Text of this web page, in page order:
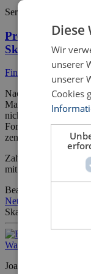
Sergej Uschakow
Prognose von
Skalen-
Finanzmanagement
Nach der
Managements scheint
nicht zu
Fortschritte der
zentrale
Zahlreiche
mit immer
Bear-und Bull-Phasen
Netze
Skalen-Dekomposition
Joachim Engel
Diese
Wir
unserer
unserer
Cookies